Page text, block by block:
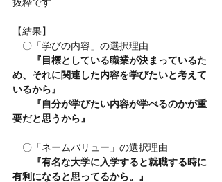
【結果】
〇「学びの内容」の選択理由
『目標としている職業が決まっているた
め、それに関連した内容を学びたいと考えて
いるから』
『自分が学びたい内容が学べるのかが重
要だと思うから』
〇「ネームバリュー」の選択理由
『有名な大学に入学すると就職する時に
有利になると思ってるから。』